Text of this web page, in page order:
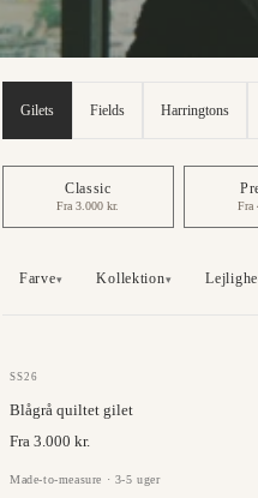
Gilets Fields Harringtons
Classic
Fra 3.000 kr. Fra
Farve▾ Kollektion▾
SS26
Blågrå quiltet gilet
Fra 3.000 kr.
Made-to-measure · 3-5 uger